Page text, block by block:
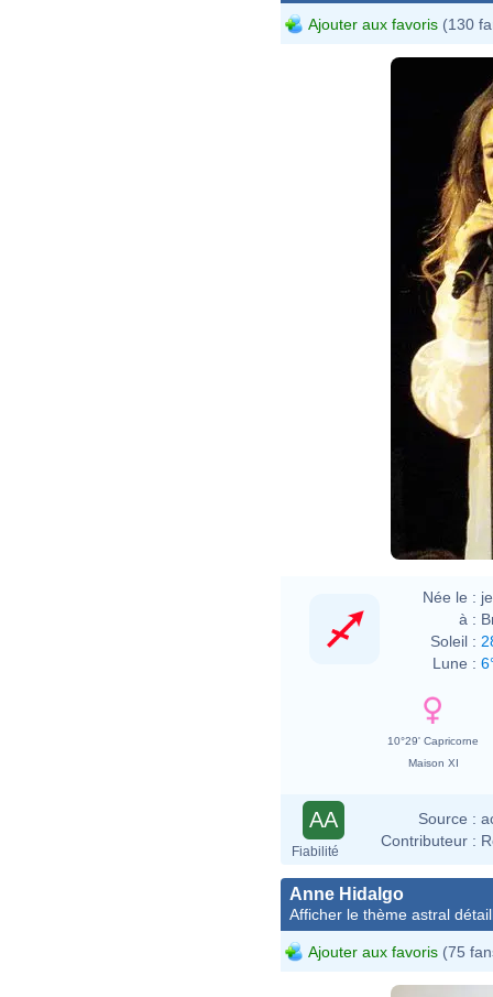
Ajouter aux favoris (130
Née le :
à :
Soleil :
Lune :
10°29' Capricorne
Maison XI
AA
Fiabilité
Source :
Contributeur :
Anne Hidalgo
Afficher le thème astral
Ajouter aux favoris (75